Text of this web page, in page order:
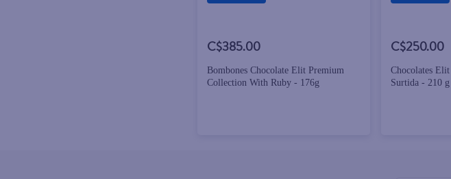
C$385.00
Bombones Chocolate Elit Premium
Collection With Ruby - 176g
C$250.00
Chocolates
Surtida - 210 g